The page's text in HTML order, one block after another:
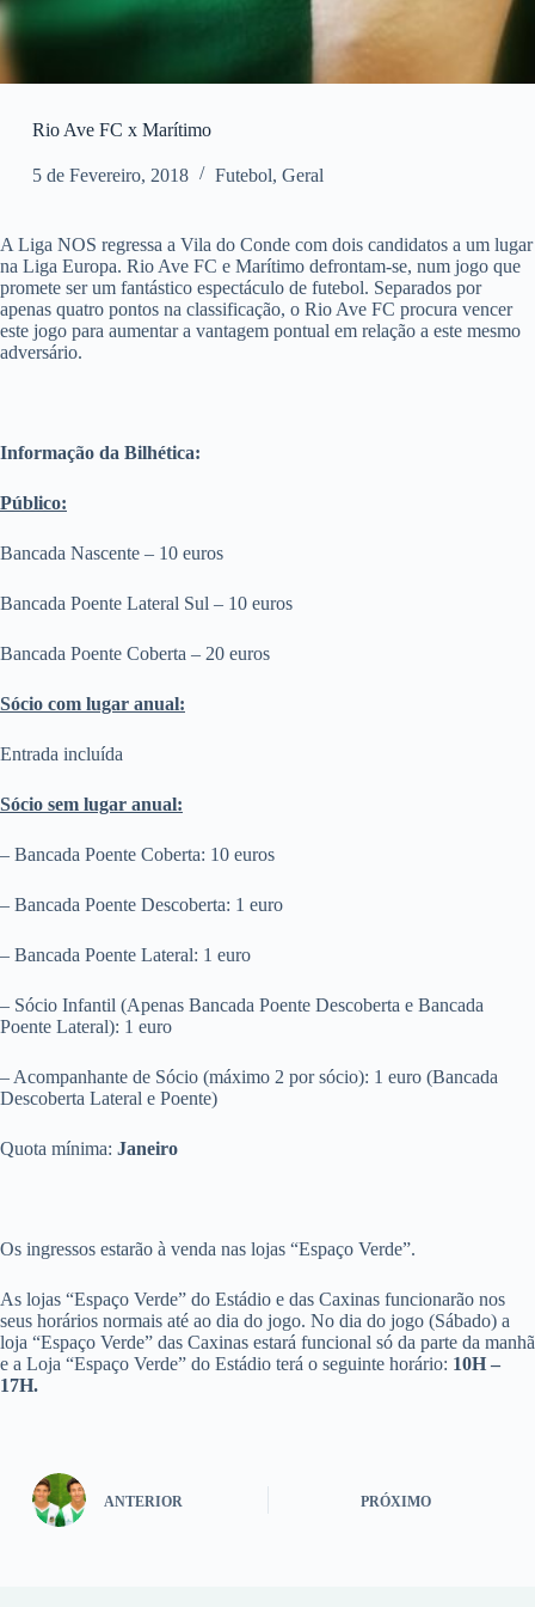
Rio Ave FC x Marítimo
5 de Fevereiro, 2018 Futebol, Geral
A Liga NOS regressa a Vila do Conde com dois candidatos a um lugar
na Liga Europa. Rio Ave FC e Marítimo defrontam-se, num jogo que
promete ser um fantástico espectáculo de futebol. Separados por
apenas quatro pontos na classificação, o Rio Ave FC procura vencer
este jogo para aumentar a vantagem pontual em relação a este mesmo
adversário.
Informação da Bilhética:
Público:
Bancada Nascente – 10 euros
Bancada Poente Lateral Sul – 10 euros
Bancada Poente Coberta – 20 euros
Sócio com lugar anual:
Entrada incluída
Sócio sem lugar anual:
– Bancada Poente Coberta: 10 euros
– Bancada Poente Descoberta: 1 euro
– Bancada Poente Lateral: 1 euro
– Sócio Infantil (Apenas Bancada Poente Descoberta e Bancada
Poente Lateral): 1 euro
– Acompanhante de Sócio (máximo 2 por sócio): 1 euro (Bancada
Descoberta Lateral e Poente)
Quota mínima: Janeiro
Os ingressos estarão à venda nas lojas “Espaço Verde”.
As lojas “Espaço Verde” do Estádio e das Caxinas funcionarão nos
seus horários normais até ao dia do jogo. No dia do jogo (Sábado) a
loja “Espaço Verde” das Caxinas estará funcional só da parte da manhã
e a Loja “Espaço Verde” do Estádio terá o seguinte horário: 10H –
17H.
ANTERIOR PRÓXIMO